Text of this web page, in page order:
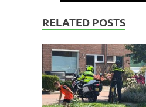
RELATED POSTS